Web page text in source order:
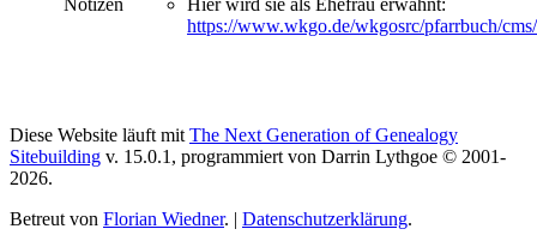
https://www.wkgo.de/wkgosrc/pfarrbuch/
Diese Website läuft mit The Next Generation of Genealogy
Sitebuilding v. 15.0.1, programmiert von Darrin Lythgoe © 2001-
2026.
Betreut von Florian Wiedner. | Datenschutzerklärung.